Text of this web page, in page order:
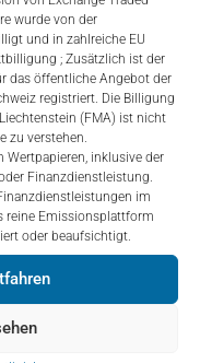
wurde von der
und in zahlreiche EU
; Zusätzlich ist der
das öffentliche Angebot der
registriert. Die Billigung
(FMA) ist nicht
zu verstehen.
Wertpapieren, inklusive der
Finanzdienstleistung.
im
reine Emissionsplattform
oder beaufsichtigt.